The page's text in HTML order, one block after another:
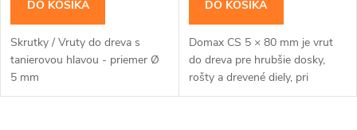
d
u
k
u
k
DO KOŠÍKA
Skrutky / Vruty do dreva s
tanierovou hlavou - priemer Ø
5 mm
DO KOŠÍKA
Domax CS 5 × 80 mm je vrut
do dreva pre hrubšie dosky,
rošty a drevené diely, pri
ktorých má zápustná hlava